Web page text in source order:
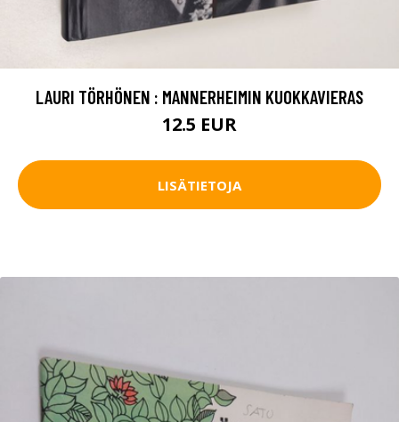
LAURI TÖRHÖNEN : MANNERHEIMIN KUOKKAVIERAS
12.5 EUR
LISÄTIETOJA